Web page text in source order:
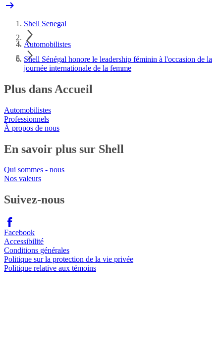
Shell Senegal
Automobilistes
Shell Sénégal honore le leadership féminin à l'occasion de la
journée internationale de la femme
Plus dans Accueil
Automobilistes
Professionnels
À propos de nous
En savoir plus sur Shell
Qui sommes - nous
Nos valeurs
Suivez-nous
Facebook
Accessibilité
Conditions générales
Politique sur la protection de la vie privée
Politique relative aux témoins